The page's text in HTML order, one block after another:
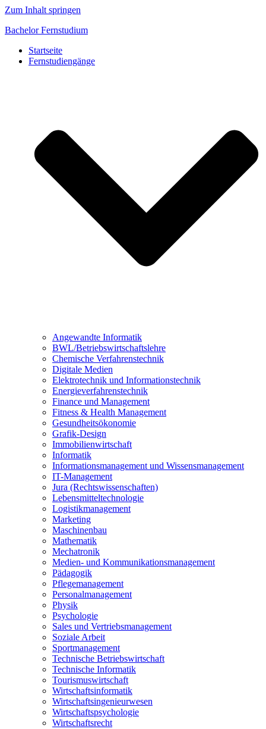
Zum Inhalt springen
Bachelor Fernstudium
Startseite
Fernstudiengänge
Angewandte Informatik
BWL/Betriebswirtschaftslehre
Chemische Verfahrenstechnik
Digitale Medien
Elektrotechnik und Informationstechnik
Energieverfahrenstechnik
Finance und Management
Fitness & Health Management
Gesundheitsökonomie
Grafik-Design
Immobilienwirtschaft
Informatik
Informationsmanagement und Wissensmanagement
IT-Management
Jura (Rechtswissenschaften)
Lebensmitteltechnologie
Logistikmanagement
Marketing
Maschinenbau
Mathematik
Mechatronik
Medien- und Kommunikationsmanagement
Pädagogik
Pflegemanagement
Personalmanagement
Physik
Psychologie
Sales und Vertriebsmanagement
Soziale Arbeit
Sportmanagement
Technische Betriebswirtschaft
Technische Informatik
Tourismuswirtschaft
Wirtschaftsinformatik
Wirtschaftsingenieurwesen
Wirtschaftspsychologie
Wirtschaftsrecht